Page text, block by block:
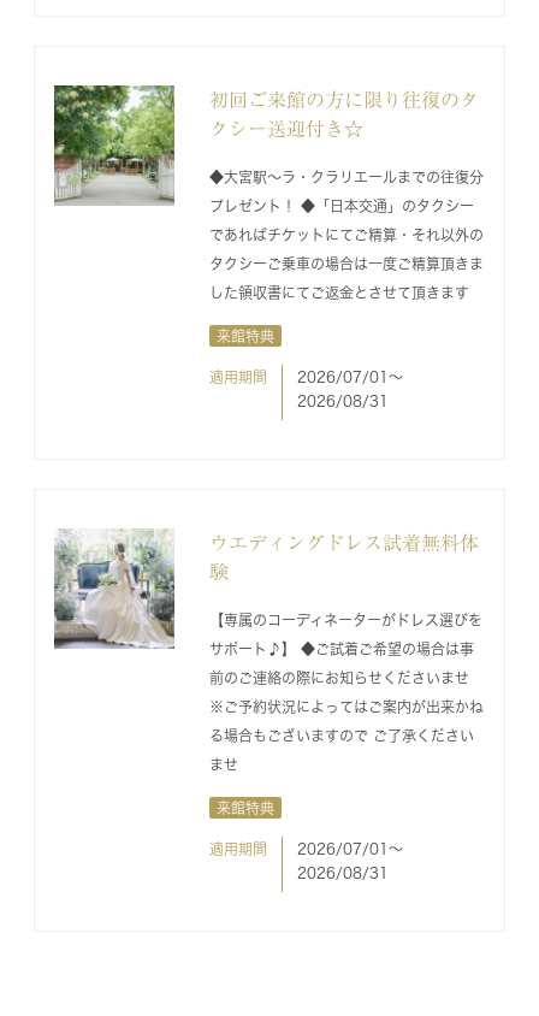
初回ご来館の方に限り往復のタ
クシー送迎付き☆
◆大宮駅～ラ・クラリエールまでの往復分
プレゼント！ ◆「日本交通」のタクシー
であればチケットにてご精算・それ以外の
タクシーご乗車の場合は一度ご精算頂きま
した領収書にてご返金とさせて頂きます
来館特典
適用期間
2026/07/01〜
2026/08/31
ウエディングドレス試着無料体
験
【専属のコーディネーターがドレス選びを
サポート♪】 ◆ご試着ご希望の場合は事
前のご連絡の際にお知らせくださいませ
※ご予約状況によってはご案内が出来かね
る場合もございますので ご了承ください
ませ
来館特典
適用期間
2026/07/01〜
2026/08/31